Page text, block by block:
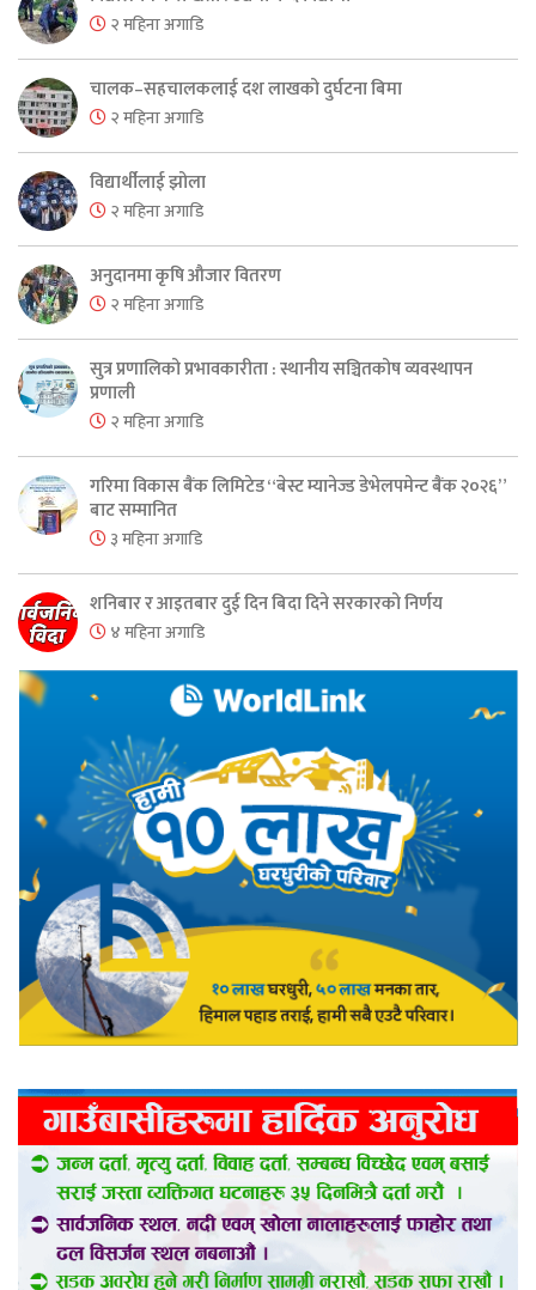
२ महिना अगाडि
चालक–सहचालकलाई दश लाखको दुर्घटना बिमा
२ महिना अगाडि
विद्यार्थीलाई झोला
२ महिना अगाडि
अनुदानमा कृषि औजार वितरण
२ महिना अगाडि
सुत्र प्रणालिको प्रभावकारीता : स्थानीय सञ्चितकोष व्यवस्थापन
प्रणाली
२ महिना अगाडि
गरिमा विकास बैंक लिमिटेड “बेस्ट म्यानेज्ड डेभेलपमेन्ट बैंक २०२६”
बाट सम्मानित
३ महिना अगाडि
शनिबार र आइतबार दुई दिन बिदा दिने सरकारको निर्णय
४ महिना अगाडि